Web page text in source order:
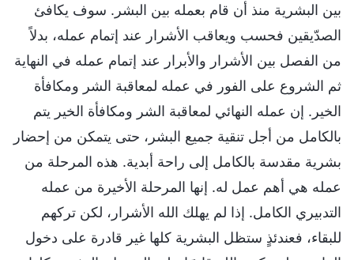
بين البشرية منذ أن قام بعمله بين البشر. سوف يكافئ
الصدّيقين فحسب ويعاقب الأشرار عند إتمام عمله، بدلاً
من الفصل بين الأشرار والأبرار عند إتمام عمله في النهاية
ثم الشروع على الفور في عمله لمعاقبة الشر ومكافأة
الخير. إن عمله النهائي لمعاقبة الشر ومكافأة الخير يتم
بالكامل من أجل تنقية جميع البشر، حتى يتمكن من إحضار
بشرية مقدسة بالكامل إلى راحة أبدية. هذه المرحلة من
عمله هي أهم عمل له. إنها المرحلة الأخيرة من عمله
التدبيري الكامل. إذا لم يهلك الله الأشرار، لكن تركهم
للبقاء، فعندئذٍ ستظل البشرية كلها غير قادرة على دخول